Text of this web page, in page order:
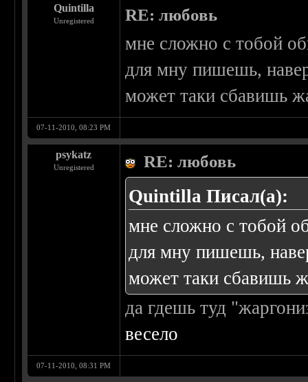
Quintilla
Unregistered RE: любовь
мне сложно с тобой
для мну пишешь,
может таки сбавишь
07-11-2010, 08:23 PM
psykatz
Unregistered RE: любовь
Quintilla Писал(а):
мне сложно с тобой
для мну пишешь,
может таки сбавишь
да гдешь туд
весело
07-11-2010, 08:31 PM